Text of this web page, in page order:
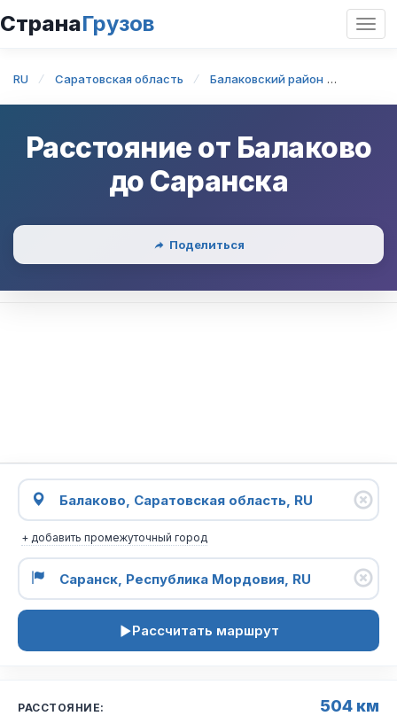
СтранаГрузов
RU Саратовская область Балаковский район
Расстояние от Балаково
до Саранска
Поделиться
+ добавить промежуточный город
Рассчитать маршрут
РАССТОЯНИЕ: 504 км